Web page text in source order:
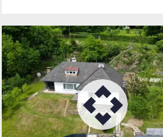
Linzer Straße 11
4470 Enns